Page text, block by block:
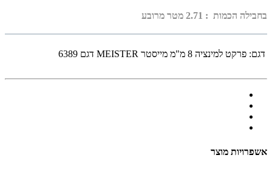
בחבילה הכמות : 2.71 מטר מרובע
דגם: פרקט למינציה 8 מ"מ מייסטר MEISTER דגם 6389
אשפרויות מוצר